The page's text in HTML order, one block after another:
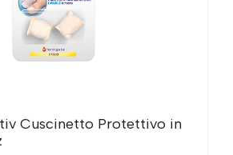
Cuscinetto Protettivo in